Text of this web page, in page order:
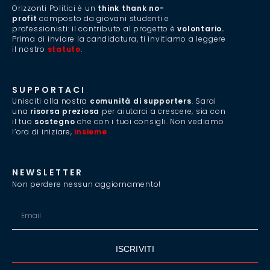
Orizzonti Politici è un think thank no-
profit composto da giovani studenti e
professionisti: il contributo al progetto èvolontario.
Prima di inviare la candidatura, ti invitiamo a leggere
il nostro statuto.
SUPPORTACI
Unisciti alla nostra comunità di supporters. Sarai
una risorsa preziosa per aiutarci a crescere, sia con
il tuo sostegno che con i tuoi consigli. Non vediamo
l’ora di iniziare, insieme
NEWSLETTER
Non perdere nessun aggiornamento!
ISCRIVITI